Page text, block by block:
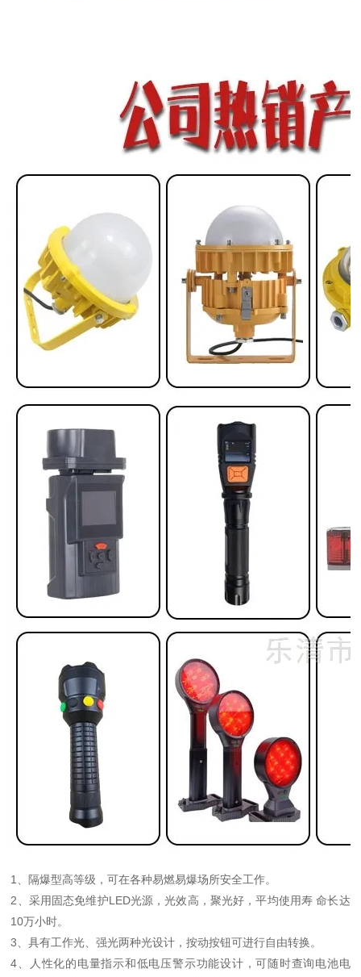
1、隔爆型高等级，可在各种易燃易爆场所安全工作。
2、采用固态免维护LED光源，光效高，聚光好，平均使用寿 命长达
10万小时。
3、具有工作光、强光两种光设计，按动按钮可进行自由转换。
4、人性化的电量指示和低电压警示功能设计，可随时查询电池电